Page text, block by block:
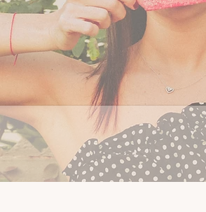
את מגוון הקינוחים האישיים שלנו אתם מכירים?